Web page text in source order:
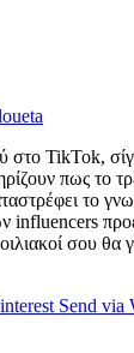
στο TikTok,
πως το
το
influencers
σου θα
Send via